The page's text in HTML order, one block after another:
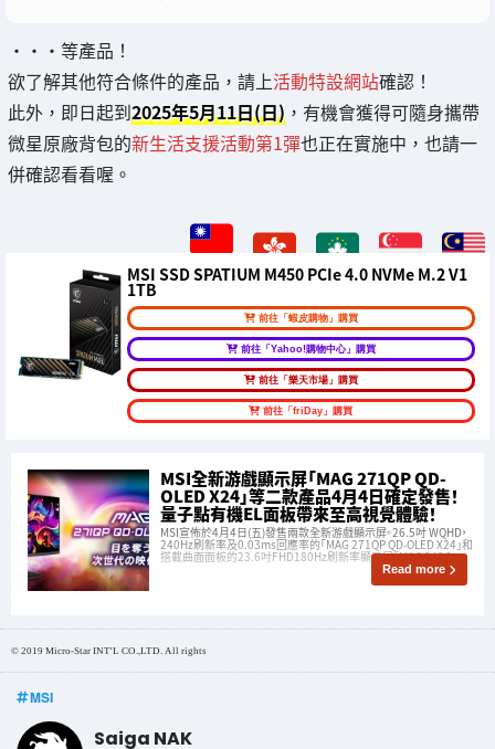
・・・等產品！
欲了解其他符合條件的產品，請上活動特設網站確認！
此外，即日起到2025年5月11日(日) ，有機會獲得可隨身攜帶
微星原廠背包的新生活支援活動第1彈也正在實施中，也請一
併確認看看喔。
MSI SSD SPATIUM M450 PCIe 4.0 NVMe M.2 V1
1TB
前往「蝦皮購物」購買
前往「Yahoo!購物中心」購買
前往「樂天市場」購買
前往「friDay」購買
MSI全新游戲顯示屏「MAG 271QP QD-
OLED X24」等二款產品4月4日確定發售！
量子點有機EL面板帶來至高視覺體驗！
MSI宣佈於4月4日(五)發售兩款全新游戲顯示屏。26.5吋 WQHD，
240Hz刷新率及0.03ms回應率的「MAG 271QP QD-OLED X24」和
搭載曲面面板的23.6吋FHD180Hz刷新率顯示屏「MAG 242C」。
Read more
© 2019 Micro-Star INT'L CO.,LTD. All rights
MSI
Saiga NAK